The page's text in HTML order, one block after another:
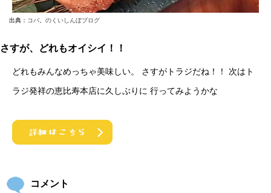
出典： コバ。のくいしんぼブログ
さすが、どれもオイシイ！！
どれもみんなめっちゃ美味しい。 さすがトラジだね！！ 次はト
ラジ発祥の恵比寿本店に久しぶりに 行ってみようかな
コメント